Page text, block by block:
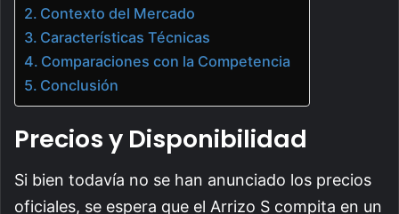
Contexto del Mercado
Características Técnicas
Comparaciones con la Competencia
Conclusión
Precios y Disponibilidad
Si bien todavía no se han anunciado los precios
oficiales, se espera que el Arrizo S compita en un